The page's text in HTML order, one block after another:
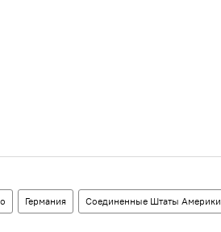
Германия Соединенные Штаты Америки